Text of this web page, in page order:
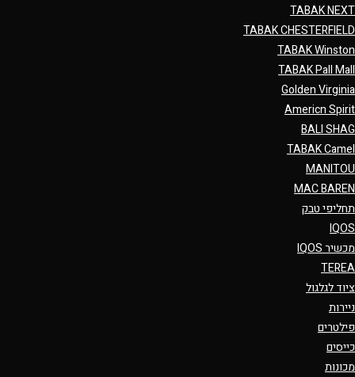
TABAK NEXT
TABAK CHESTERFIELD
TABAK Winston
TABAK Pall Mall
Golden Virginia
Americn Spirit
BALI SHAG
TABAK Camel
MANITOU
MAC BAREN
תחליפי טבק
IQOS
מכשיר IQOS
TEREA
ציוד לגלגול
ניירות
פילטרים
כייסים
מכונות